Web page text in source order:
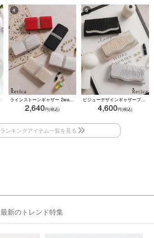
ラインストーンギャザー 2wayプリーツクラッチバッグ(ベージュ/シルバー/ブラック/ホワイト/レッド)
2,640
ビジューデザインギャザープリーツ入り2wayバッグ(ベージュ/シルバー/ブラック)
4,600
最新のトレンド特集